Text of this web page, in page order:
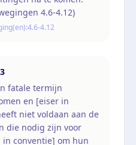
4.6-4.12)
4.6-4.12
3
fatale termijn
en [eiser in
niet voldaan aan de
die nodig zijn voor
in conventie] om hun